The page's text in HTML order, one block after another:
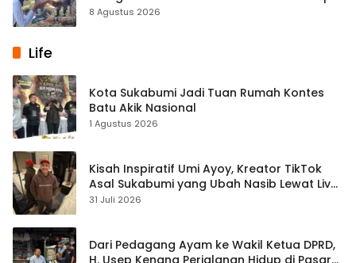
8 Agustus 2026
Life
Kota Sukabumi Jadi Tuan Rumah Kontes
Batu Akik Nasional
1 Agustus 2026
Kisah Inspiratif Umi Ayoy, Kreator TikTok
Asal Sukabumi yang Ubah Nasib Lewat Live
Streaming
31 Juli 2026
Dari Pedagang Ayam ke Wakil Ketua DPRD,